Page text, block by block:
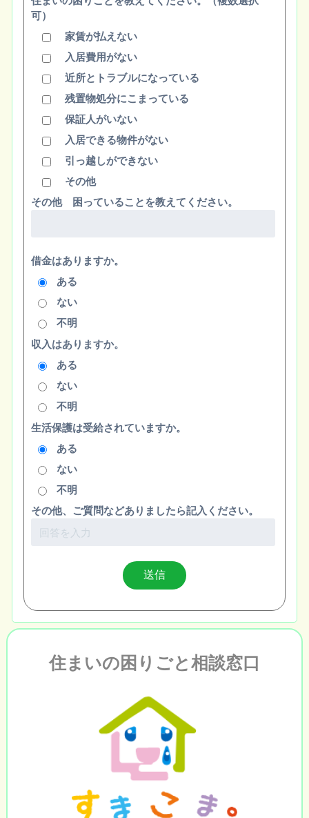
可）
家賃が払えない
入居費用がない
近所とトラブルになっている
残置物処分にこまっている
保証人がいない
入居できる物件がない
引っ越しができない
その他
その他 困っていることを教えてください。
借金はありますか。
ある
ない
不明
収入はありますか。
ある
ない
不明
生活保護は受給されていますか。
ある
ない
不明
その他、ご質問などありましたら記入ください。
住まいの困りごと相談窓口